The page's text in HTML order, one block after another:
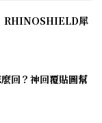
RHINOSHIELD犀
回？神回覆貼圖幫